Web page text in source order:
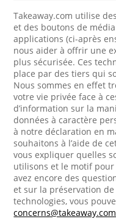
Takeaway.com utilise
et des boutons de
applications (ci-après
nous aider à offrir une
plus sécurisée. Ces
place par des tiers qui
Nous sommes en effet
votre vie privée face à
d’information sur la
données à caractère
à notre déclaration en
souhaitons à l’aide de
vous expliquer quelles
utilisons et le motif
avez encore des
et sur la préservation
technologies, vous
concerns@takeaway.com